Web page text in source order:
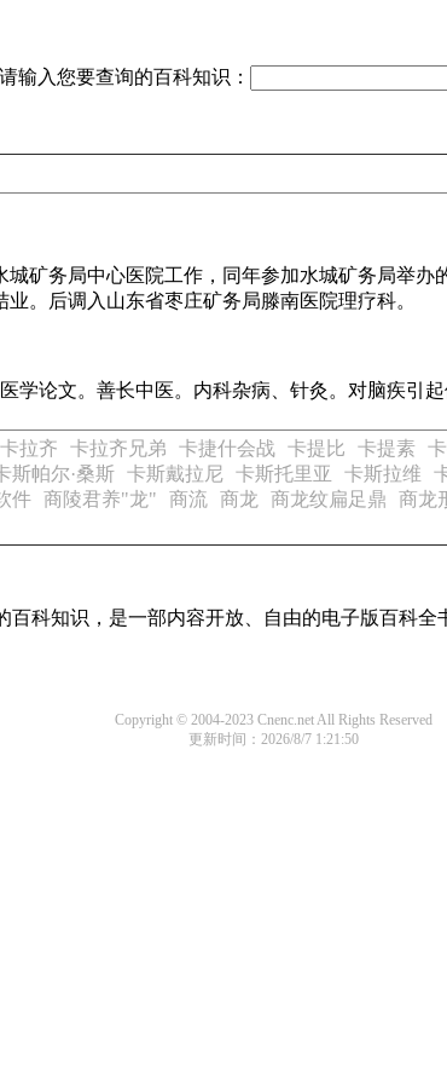
请输入您要查询的百科知识：
城矿务局中心医院工作，同年参加水城矿务局举
。后调入山东省枣庄矿务局滕南医院理疗科。
学论文。善长中医。内科杂病、针灸。对脑疾引
卡拉齐 卡拉齐兄弟 卡捷什会战 卡提比 卡提素
斯帕尔·桑斯 卡斯戴拉尼 卡斯托里亚 卡斯拉维
件 商陵君养"龙" 商流 商龙 商龙纹扁足鼎 商龙
科知识，是一部内容开放、自由的电子版百科全
Copyright © 2004-2023 Cnenc.net All Rights Reserved
更新时间：2026/8/7 1:21:50